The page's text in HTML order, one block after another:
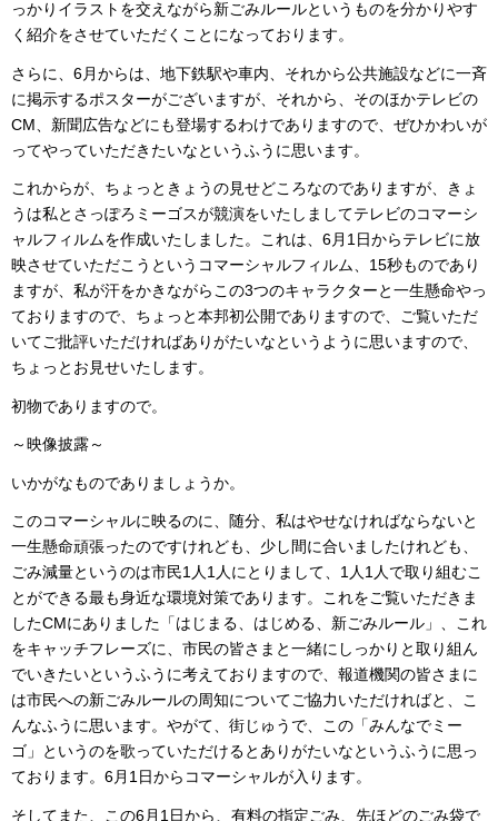
っかりイラストを交えながら新ごみルールというものを分かりやす
く紹介をさせていただくことになっております。
さらに、6月からは、地下鉄駅や車内、それから公共施設などに一斉
に掲示するポスターがございますが、それから、そのほかテレビの
CM、新聞広告などにも登場するわけでありますので、ぜひかわいが
ってやっていただきたいなというふうに思います。
これからが、ちょっときょうの見せどころなのでありますが、きょ
うは私とさっぽろミーゴスが競演をいたしましてテレビのコマーシ
ャルフィルムを作成いたしました。これは、6月1日からテレビに放
映させていただこうというコマーシャルフィルム、15秒ものであり
ますが、私が汗をかきながらこの3つのキャラクターと一生懸命やっ
ておりますので、ちょっと本邦初公開でありますので、ご覧いただ
いてご批評いただければありがたいなというように思いますので、
ちょっとお見せいたします。
初物でありますので。
～映像披露～
いかがなものでありましょうか。
このコマーシャルに映るのに、随分、私はやせなければならないと
一生懸命頑張ったのですけれども、少し間に合いましたけれども、
ごみ減量というのは市民1人1人にとりまして、1人1人で取り組むこ
とができる最も身近な環境対策であります。これをご覧いただきま
したCMにありました「はじまる、はじめる、新ごみルール」、これ
をキャッチフレーズに、市民の皆さまと一緒にしっかりと取り組ん
でいきたいというふうに考えておりますので、報道機関の皆さまに
は市民への新ごみルールの周知についてご協力いただければと、こ
んなふうに思います。やがて、街じゅうで、この「みんなでミー
ゴ」というのを歌っていただけるとありがたいなというふうに思っ
ております。6月1日からコマーシャルが入ります。
そしてまた、この6月1日から、有料の指定ごみ、先ほどのごみ袋で